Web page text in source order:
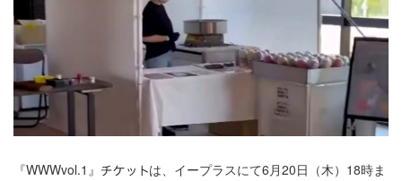
『WWWvol.1』
は、イープラスにて6月20日（木）18時ま